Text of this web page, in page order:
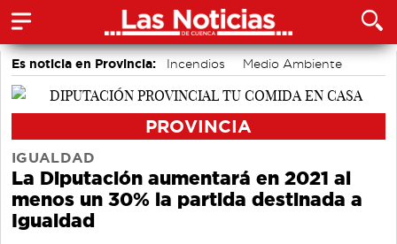
Es noticia en Provincia: Incendios
Medio Ambiente
Movilidad
PROVINCIA
IGUALDAD
La Diputación aumentará en 2021 al
menos un 30% la partida destinada a
Igualdad